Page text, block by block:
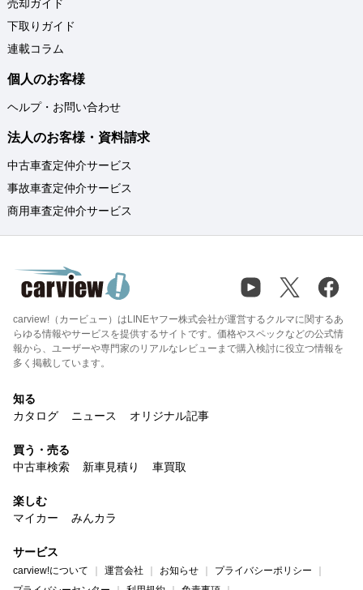
売却ガイド
下取りガイド
連載コラム
個人のお客様
ヘルプ・お問い合わせ
法人のお客様・資料請求
中古車査定仲介サービス
事故車査定仲介サービス
商用車査定仲介サービス
carview!（カービュー）はLINEヤフー株式会社が運営するクルマに関するあ
らゆる情報やサービスを提供するサイトです。価格やスペックなどの公式情
報から、ユーザーや専門家のリアルなレビューまで購入検討に役立つ情報を
多く掲載しています。
知る
カタログ
ニュース オリジナル記事
買う・売る
中古車検索
新車見積り 車買取
楽しむ
マイカー
みんカラ
サービス
carview!について 運営会社 お知らせ
プライバシーポリシー